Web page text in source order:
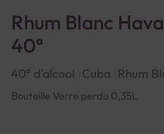
Rhum Blanc
40°
40° d'alcool Cuba Rhum
Bouteille Verre perdu 0,35L